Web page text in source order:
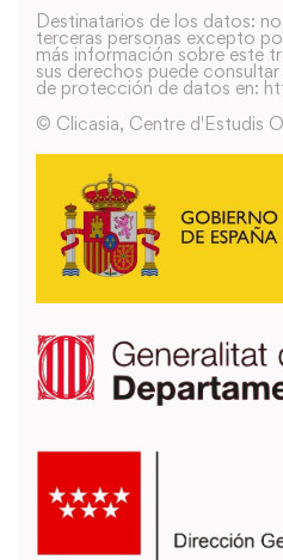
Destinatarios de los datos:
terceras personas excepto
más información sobre este
sus derechos puede
de protección de datos en:
© Clicasia, Centre d'Estudis